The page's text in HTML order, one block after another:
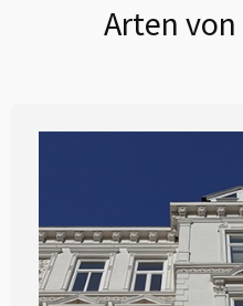
Arten von